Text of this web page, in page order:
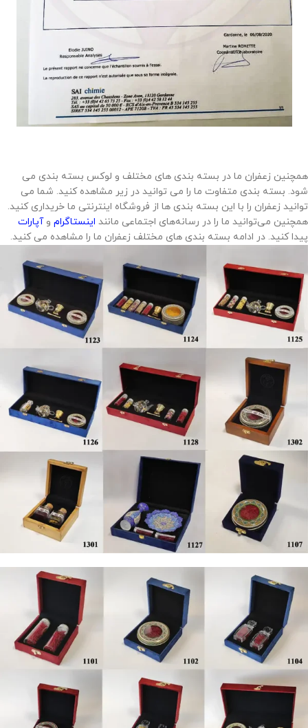
همچنین زعفران ما در بسته بندی های مختلف و لوکس بسته بندی می
شود. بسته بندی متفاوت ما را می توانید در زیر مشاهده کنید. شما می
توانید زعفران را با این بسته بندی ها از فروشگاه اینترنتی ما خریداری کنید.
همچنین می‌توانید ما را در رسانه‌های اجتماعی مانند اینستاگرام وآپارات
پیدا کنید. در ادامه بسته بندی های مختلف زعفران ما را مشاهده می کنید.